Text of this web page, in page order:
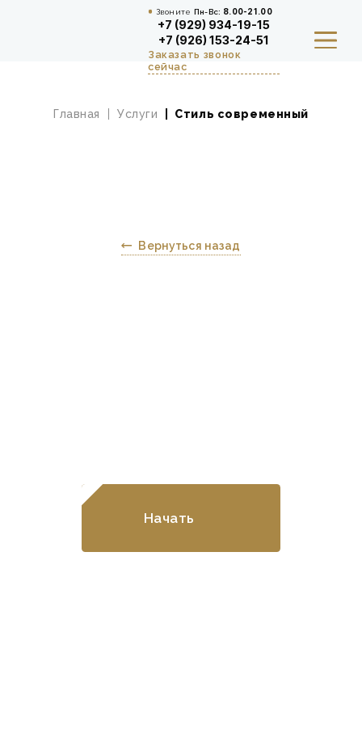
Звоните Пн-Вс: 8.00-21.00
+7 (929) 934-19-15
+7 (926) 153-24-51
Заказать звонок
сейчас
КУХНИ И СТОЛОВАЯ ЗОНА
Главная Услуги Стиль современный
Вернуться назад
Начать